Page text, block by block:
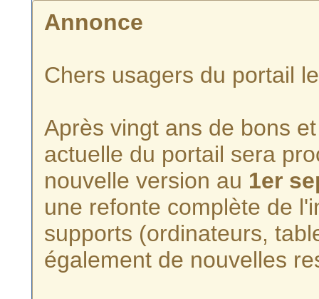
Annonce
Chers usagers du portail
Après vingt ans de bons
actuelle du portail sera
nouvelle version au 1er
une refonte complète de
supports (ordinateurs,
également de nouvelles